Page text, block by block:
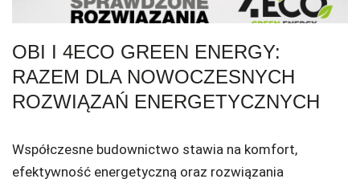
OBI I 4ECO GREEN ENERGY:
RAZEM DLA NOWOCZESNYCH
ROZWIĄZAŃ ENERGETYCZNYCH
Współczesne budownictwo stawia na komfort,
efektywność energetyczną oraz rozwiązania